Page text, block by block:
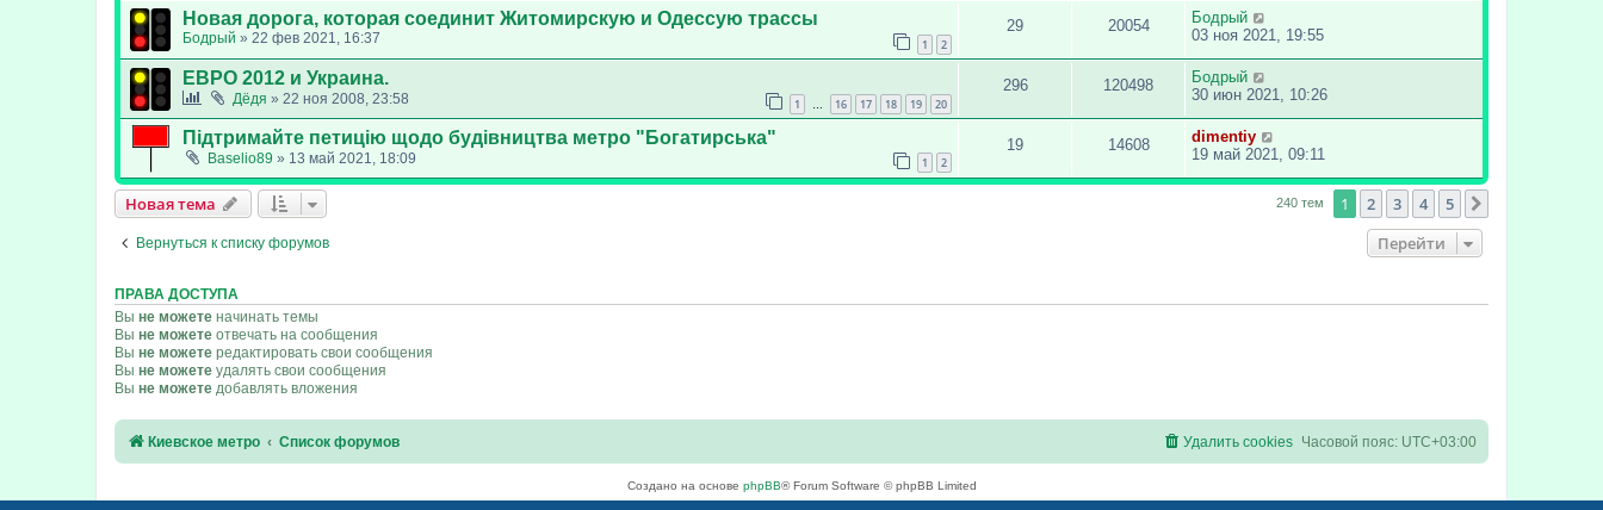
Новая дорога, которая соединит Житомирскую и Одессую трассы
Бодрый » 22 фев 2021, 16:37 1 2
29 20054
Бодрый
03 ноя 2021, 19:55
ЕВРО 2012 и Украина.
Дёдя » 22 ноя 2008, 23:58 1 16 17 18 19 20
296 120498
Бодрый
30 июн 2021, 10:26
Підтримайте петицію щодо будівництва метро "Богатирська"
Baselio89 » 13 май 2021, 18:09 1 2
19 14608
dimentiy
19 май 2021, 09:11
Новая тема 240 тем 1 2 3 4 5
Вернуться к списку форумов Перейти
ПРАВА ДОСТУПА
Вы не можете начинать темы
Вы не можете отвечать на сообщения
Вы не можете редактировать свои сообщения
Вы не можете удалять свои сообщения
Вы не можете добавлять вложения
Киевское метро Список форумов Часовой пояс: UTC+03:00
Удалить cookies
Создано на основе phpBB® Forum Software © phpBB Limited